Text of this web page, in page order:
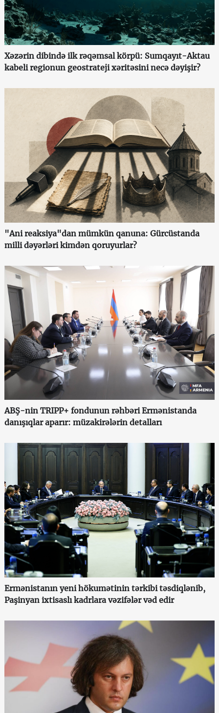
Xəzərin dibində ilk rəqəmsal körpü: Sumqayıt-Aktau
kabeli regionun geostrateji xəritəsini necə dəyişir?
"Ani reaksiya"dan mümkün qanuna: Gürcüstanda
milli dəyərləri kimdən qoruyurlar?
ABŞ-nin TRIPP+ fondunun rəhbəri Ermənistanda
danışıqlar aparır: müzakirələrin detalları
Ermənistanın yeni hökumətinin tərkibi təsdiqlənib,
Paşinyan ixtisaslı kadrlara vəzifələr vəd edir